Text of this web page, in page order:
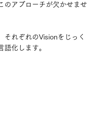
のアプローチが欠かせませ
それぞれのVisionをじっく
語化します。